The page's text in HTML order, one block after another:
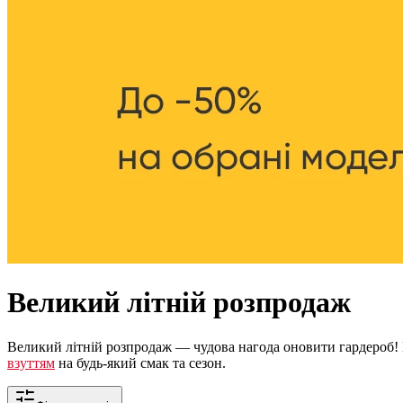
Великий літній розпродаж
Великий літній розпродаж — чудова нагода оновити
взуттям на будь-який смак та сезон.